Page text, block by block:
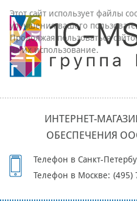
ИНТЕРНЕТ-
ОБЕСПЕЧЕНИЯ
Телефон в Санкт-
Телефон в Москве: (495)
Этот сайт использует файлы
улучшения вашего
Продолжая пользоваться
на их использование.